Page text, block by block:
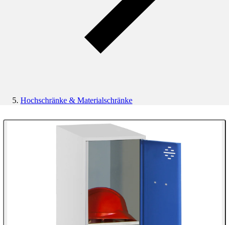
Hochschränke & Materialschränke